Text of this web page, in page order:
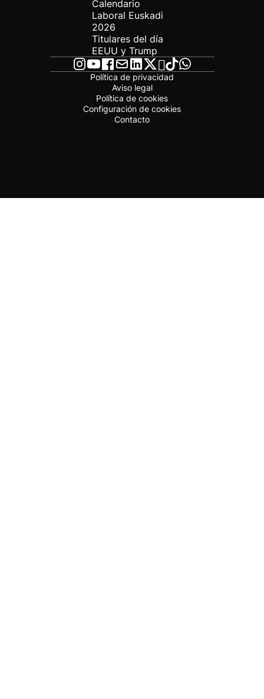
Calendario
Laboral Euskadi
2026
Titulares del día
EEUU y Trump
Política de privacidad
Aviso legal
Política de cookies
Configuración de cookies
Contacto